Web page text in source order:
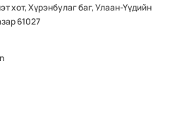
хот, Хүрэнбулаг баг, Улаан-Үүдийн
61027